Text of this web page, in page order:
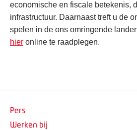
economische en fiscale betekenis,
infrastructuur. Daarnaast treft u de
spelen in de ons omringende
hier online te raadplegen.
Pers
Werken bij